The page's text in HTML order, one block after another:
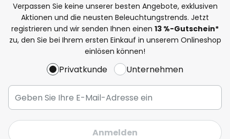
Verpassen Sie keine unserer besten Angebote, exklusiven
Aktionen und die neusten Beleuchtungstrends. Jetzt
registrieren und wir senden Ihnen einen 13 %-Gutschein*
zu, den Sie bei Ihrem ersten Einkauf in unserem Onlineshop
einlösen können!
Privatkunde Unternehmen
Anmelden